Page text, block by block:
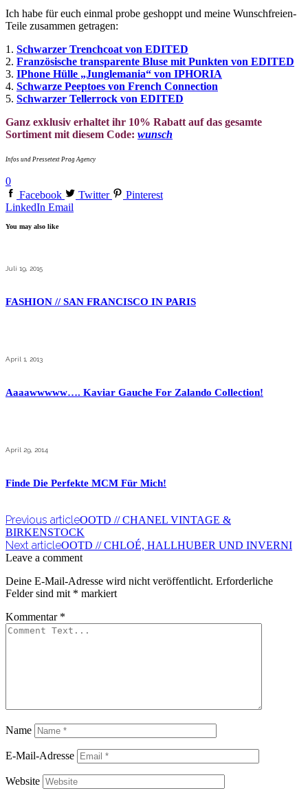
Ich habe für euch einmal probe geshoppt und meine Wunschfreien-
Teile zusammen getragen:
1. Schwarzer Trenchcoat von EDITED
2. Französische transparente Bluse mit Punkten von EDITED
3. IPhone Hülle „Junglemania“ von IPHORIA
4. Schwarze Peeptoes von French Connection
5. Schwarzer Tellerrock von EDITED
Ganz exklusiv erhaltet ihr 10% Rabatt auf das gesamte
Sortiment mit diesem Code: wunsch
Infos und Pressetext Prag Agency
0
Facebook
Twitter
Pinterest
LinkedIn Email
You may also like
Juli 19, 2015
FASHION // SAN FRANCISCO IN PARIS
April 1, 2013
Aaaawwwww…. Kaviar Gauche For Zalando Collection!
April 29, 2014
Finde Die Perfekte MCM Für Mich!
Previous articleOOTD // CHANEL VINTAGE &
BIRKENSTOCK
Next articleOOTD // CHLOÉ, HALLHUBER UND INVERNI
Leave a comment
Deine E-Mail-Adresse wird nicht veröffentlicht. Erforderliche
Felder sind mit * markiert
Kommentar *
Name
E-Mail-Adresse
Website